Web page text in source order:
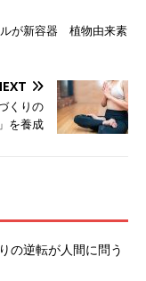
ルが新容器 植物由来素
くりの
を養成
の逆転が人間に問う